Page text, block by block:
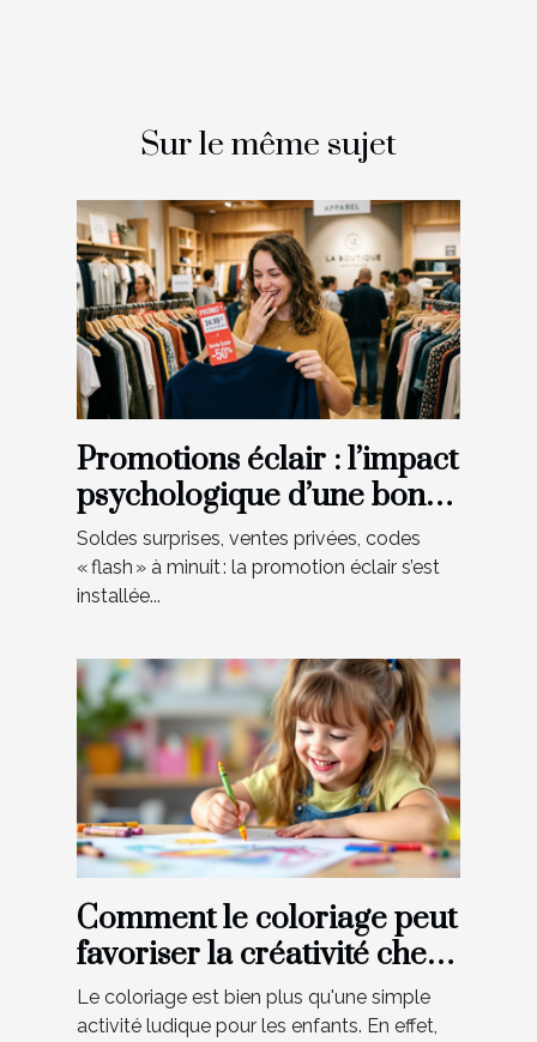
Sur le même sujet
Promotions éclair : l’impact
psychologique d’une bonne
affaire
Soldes surprises, ventes privées, codes
« flash » à minuit : la promotion éclair s’est
installée...
Comment le coloriage peut
favoriser la créativité chez
les enfants ?
Le coloriage est bien plus qu'une simple
activité ludique pour les enfants. En effet,